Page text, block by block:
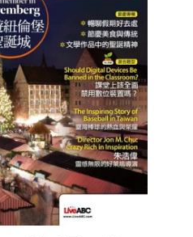
化妝保養 情趣用品